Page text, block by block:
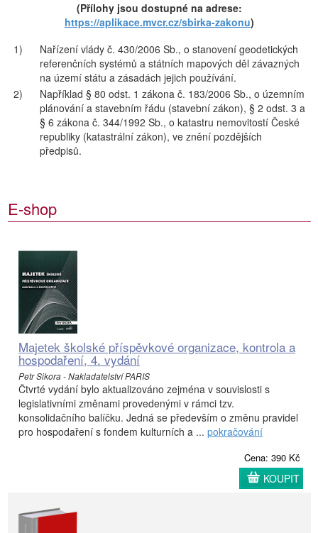
(Přílohy jsou dostupné na adrese:
https://aplikace.mvcr.cz/sbirka-zakonu)
1)
Nařízení vlády č. 430/2006 Sb., o stanovení geodetických
referenčních systémů a státních mapových děl závazných
na území státu a zásadách jejich používání.
2)
Například § 80 odst. 1 zákona č. 183/2006 Sb., o územním
plánování a stavebním řádu (stavební zákon), § 2 odst. 3 a
§ 6 zákona č. 344/1992 Sb., o katastru nemovitostí České
republiky (katastrální zákon), ve znění pozdějších
předpisů.
E-shop
Majetek školské příspěvkové organizace, kontrola a
hospodaření, 4. vydání
Petr Sikora - Nakladatelství PARIS
Čtvrté vydání bylo aktualizováno zejména v souvislosti s
legislativními změnami provedenými v rámci tzv.
konsolidačního balíčku. Jedná se především o změnu pravidel
pro hospodaření s fondem kulturních a ... pokračování
Cena: 390 Kč
KOUPIT